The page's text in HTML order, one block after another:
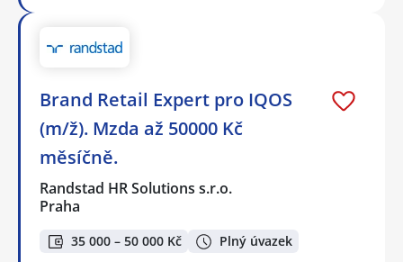
Brand Retail Expert pro IQOS
(m/ž). Mzda až 50000 Kč
měsíčně.
Randstad HR Solutions s.r.o.
Praha
35 000 – 50 000 Kč Plný úvazek